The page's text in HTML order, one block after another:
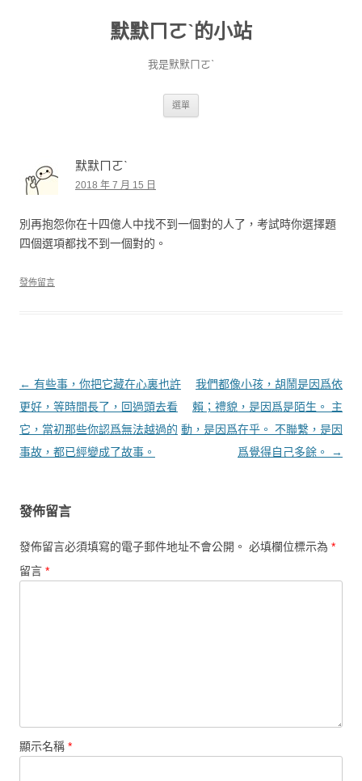
默默ㄇㄛˋ的小站
我是默默ㄇㄛˋ
選單
默默ㄇㄛˋ
2018 年 7 月 15 日
別再抱怨你在十四億人中找不到一個對的人了，考試時你選擇題
四個選項都找不到一個對的。
發佈留言
文章導覽
← 有些事，你把它藏在心裏也許
更好，等時間長了，回過頭去看
它，當初那些你認爲無法越過的
事故，都已經變成了故事。
我們都像小孩，胡鬧是因爲依
賴；禮貌，是因爲是陌生。 主
動，是因爲在乎。 不聯繫，是因
爲覺得自己多餘。
→
發佈留言
發佈留言必須填寫的電子郵件地址不會公開。 必填欄位標示為 *
留言 *
顯示名稱 *